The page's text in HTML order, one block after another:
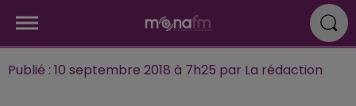
Publié : 10 septembre 2018 à 7h25 par La rédaction